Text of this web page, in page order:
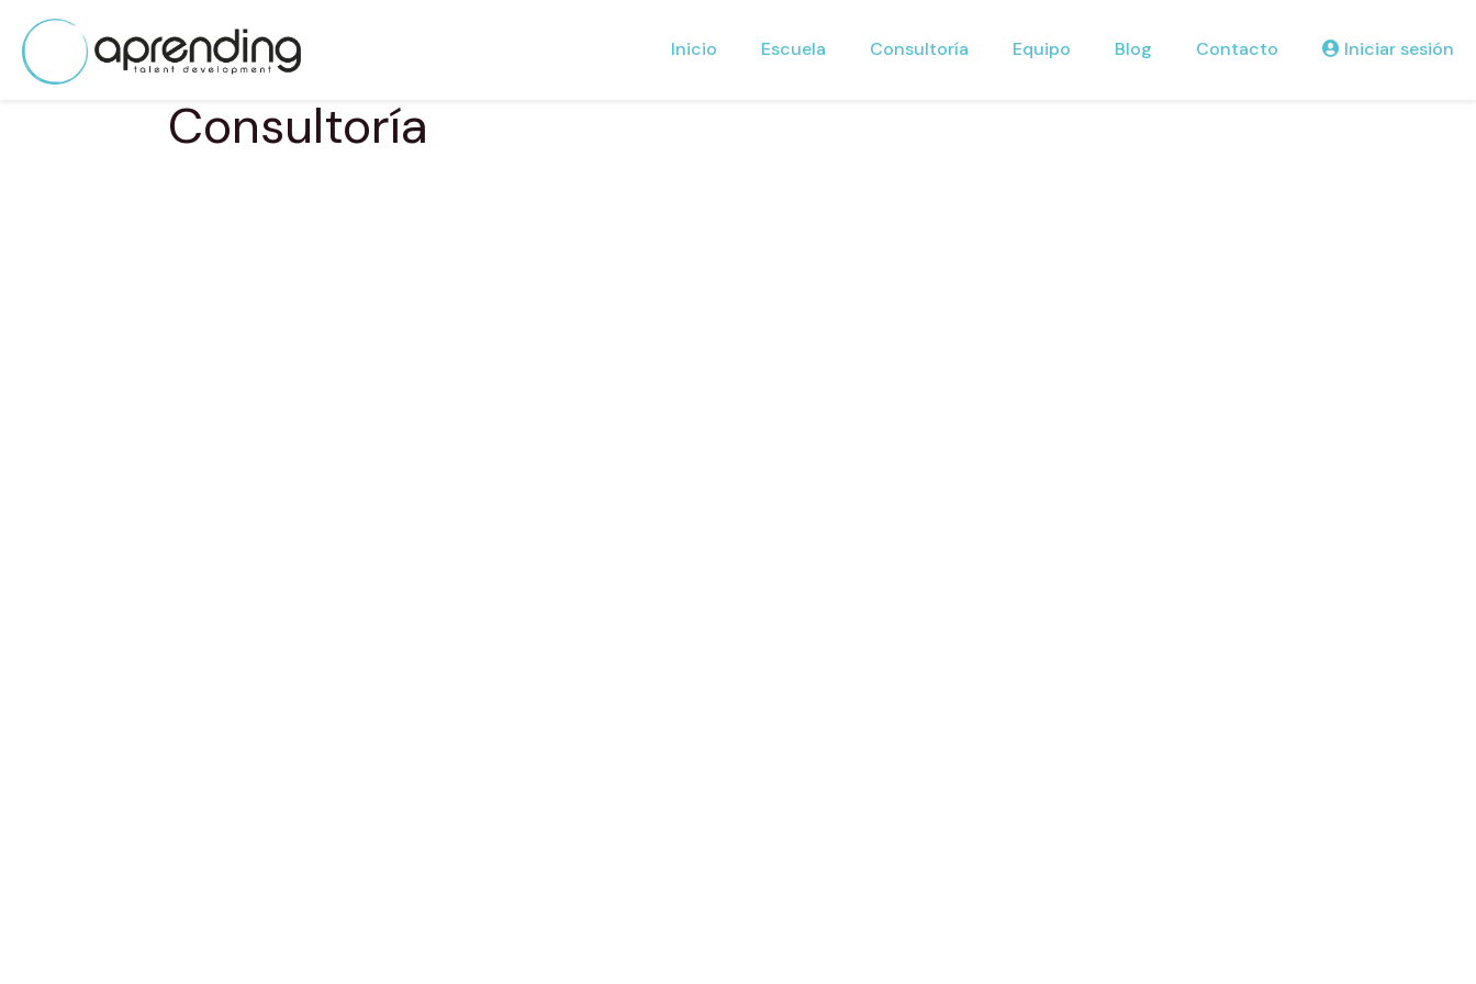
Inicio Escuela Consultoría Equipo Blog Contacto Iniciar sesión
Consultoría